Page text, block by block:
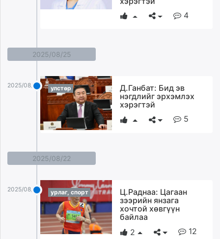
4
2025/08/25
2025/08/25 улстөр
Д.Ганбат: Бид эв
нэгдлийг эрхэмлэх
хэрэгтэй
5
2025/08/22
2025/08/22 урлаг, спорт
Ц.Раднаа: Цагаан
зээрийн янзага
хочтой хөвгүүн
байлаа
2
12